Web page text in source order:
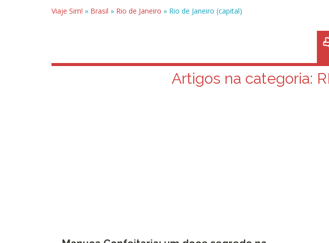
Viaje Sim! » Brasil » Rio de Janeiro » Rio de Janeiro (capital)
Artigos na categoria: